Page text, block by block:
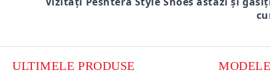
ULTIMELE PRODUSE